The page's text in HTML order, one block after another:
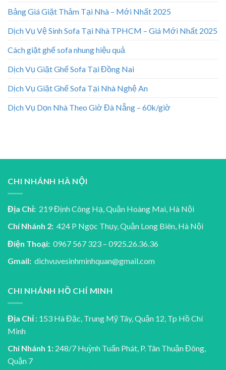
Bảng Giá Giặt Thảm Tại Nhà – Mới Nhất 2025
Dịch Vụ Vệ Sinh Sofa Tại Nhà TPHCM – Giá Mới Nhất 2025
Cách giặt ghế sofa nhung hiệu quả
Dịch Vụ Giặt Ghế Sofa Tại Đồng Nai
Dịch Vụ Giặt Ghế Sofa Tại Nhà Nghệ An
Dịch Vụ Dọn Nhà Theo Giờ Đà Nẵng – 60k/giờ
CHI NHÁNH HÀ NỘI
Địa Chỉ: 219 Định Công Hạ, Quận Hoàng Mai, Hà Nội
Chí Nhánh 2: 424 P Ngọc Thụy, Quận Long Biên, Hà Nội
Điện Thoại: 0967 567 323 – 0925.26.36.36
Gmail: dichvuvesinhminhquan@gmail.com
CHI NHÁNH HỒ CHÍ MINH
Địa Chỉ : 153 Hà Đặc, Trung Mỹ Tây, Quận 12, Tp Hồ Chí
Minh
Chi Nhánh 1: 248/7 Huỳnh Tuấn Phát, P. Tân Thuận Đông,
Quận 7